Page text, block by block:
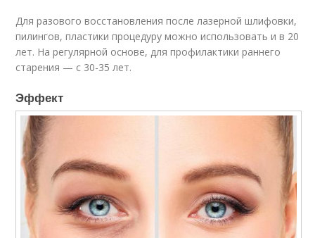
Для разового восстановления после лазерной шлифовки,
пилингов, пластики процедуру можно использовать и в 20
лет. На регулярной основе, для профилактики раннего
старения — с 30-35 лет.
Эффект